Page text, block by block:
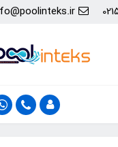
info@poolinteks.ir